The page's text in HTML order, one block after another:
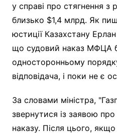
у справі про стягнення з
близько $1,4 млрд. Як
юстиції Казахстану
що судовий наказ МФЦА
односторонньому
відповідача, і поки не є
За словами міністра,
звернутися із заявою
наказу. Після цього,